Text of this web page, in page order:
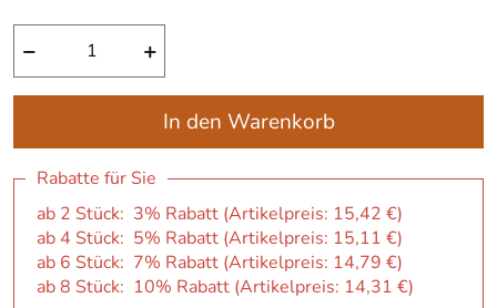
− +
In den Warenkorb
Rabatte für Sie
ab 2 Stück: 3% Rabatt (Artikelpreis: 15,42 €)
ab 4 Stück: 5% Rabatt (Artikelpreis: 15,11 €)
ab 6 Stück: 7% Rabatt (Artikelpreis: 14,79 €)
ab 8 Stück: 10% Rabatt (Artikelpreis: 14,31 €)